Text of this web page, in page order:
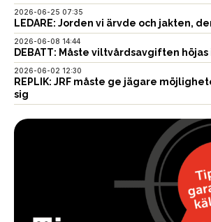
2026-06-25 07:35
LEDARE: Jorden vi ärvde och jakten,
2026-06-08 14:44
DEBATT: Måste viltvårdsavgiften höjas
2026-06-02 12:30
REPLIK: JRF måste ge jägare
sig